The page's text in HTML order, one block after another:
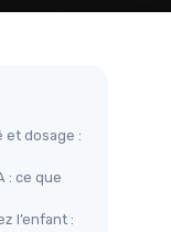
et dosage :
: ce que
l’enfant :